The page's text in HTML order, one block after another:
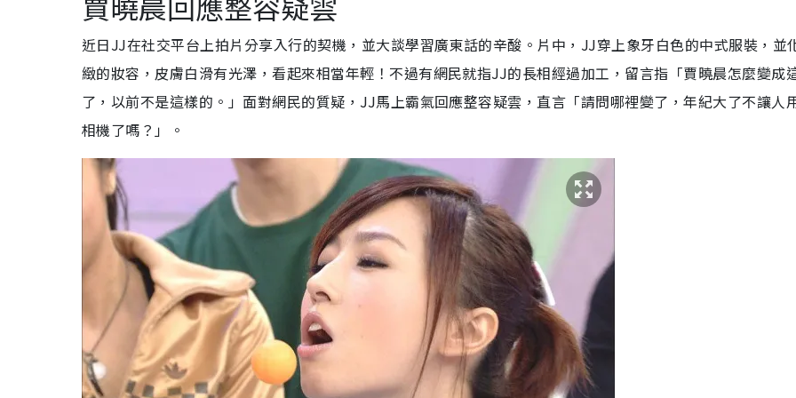
近日JJ在社交平台上拍片分享入行的契機，並大談學習廣東話的辛酸。片中，JJ穿上象牙白色的中式服裝，並
緻的妝容，皮膚白滑有光澤，看起來相當年輕！不過有網民就指JJ的長相經過加工，留言指「賈曉晨怎麼變成
了，以前不是這樣的。」面對網民的質疑，JJ馬上霸氣回應整容疑雲，直言「請問哪裡變了，年紀大了不讓人
相機了嗎？」。